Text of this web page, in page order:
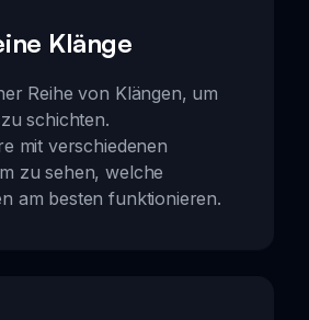
Klänge
Reihe von Klängen, um
schichten.
mit verschiedenen
zu sehen, welche
am besten funktionieren.